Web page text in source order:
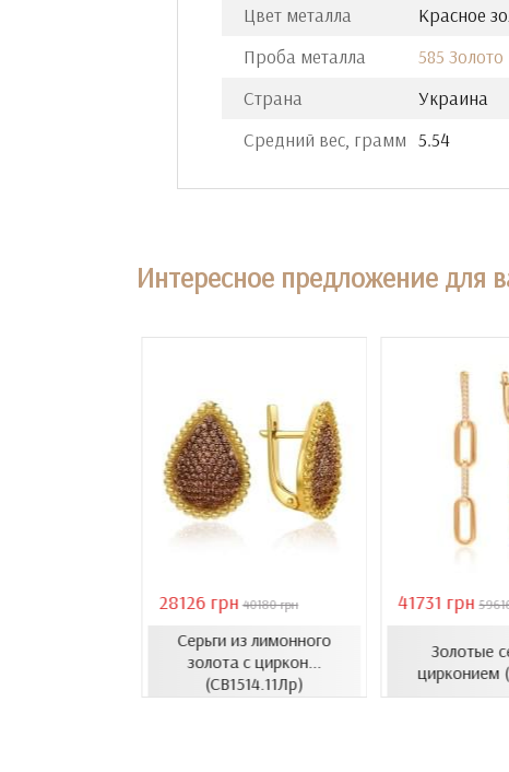
Цвет металла
Красное
Проба металла
585 Золото
Страна
Украина
Средний вес, грамм 5.54
Интересное предложение для
28126 грн 40180 грн
Серьги из лимонного
золота с циркон...
(СВ1514.11Лр)
41731 грн
Золотые
цирконием